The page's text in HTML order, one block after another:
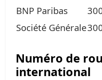
BNP Paribas
Société Générale
Numéro de
international